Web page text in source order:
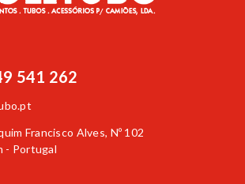
541 262
Francisco Alves, Nº 102
- Portugal